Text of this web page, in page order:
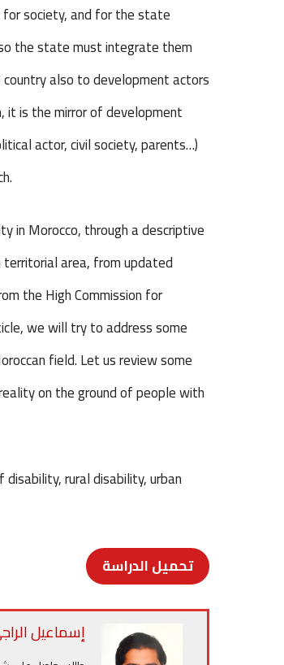
society, and for the state
the state must integrate them
also to development actors
is the mirror of development
actor, civil society, parents…)
in Morocco, through a descriptive
area, from updated
the High Commission for
we will try to address some
field. Let us review some
on the ground of people with
rural disability, urban
تحميل الدراسة
إسماعيل